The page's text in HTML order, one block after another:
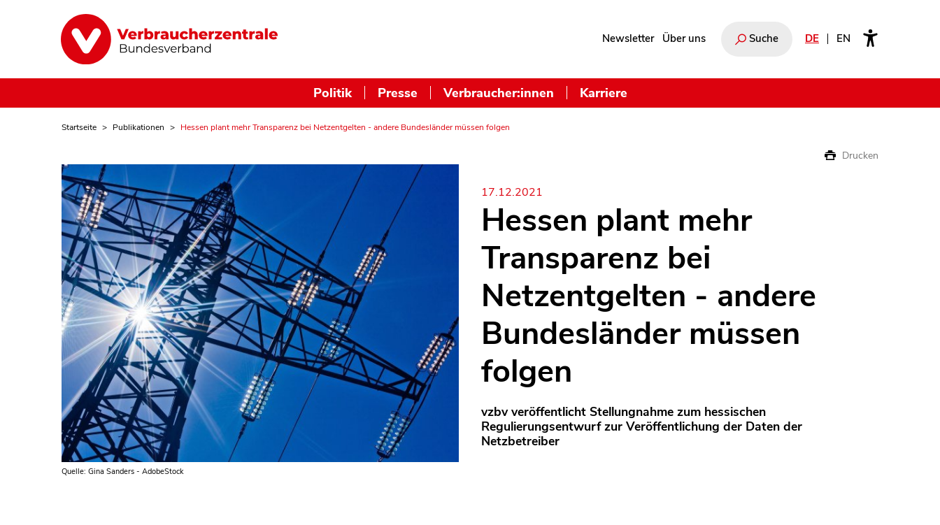
Newsletter Über uns Suche DE EN
Politik Presse Verbraucher:innen Karriere
Startseite Publikationen Hessen plant mehr Transparenz bei Netzentgelten - andere Bundesländer müssen folgen
Drucken
Quelle: Gina Sanders - AdobeStock
17.12.2021
Hessen plant mehr
Transparenz bei
Netzentgelten - andere
Bundesländer müssen
folgen
vzbv veröffentlicht Stellungnahme zum hessischen
Regulierungsentwurf zur Veröffentlichung der Daten der
Netzbetreiber